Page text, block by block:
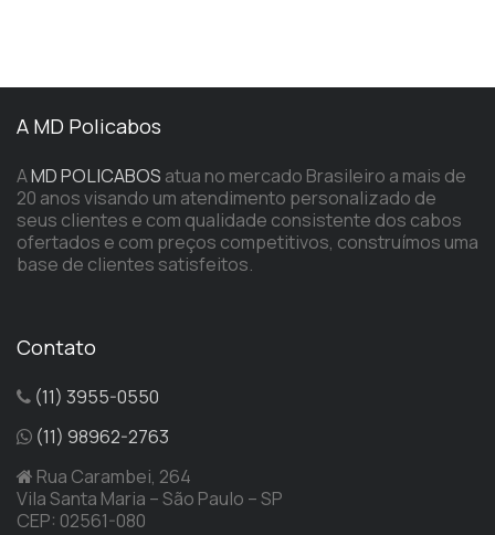
A MD Policabos
AMD POLICABOS atua no mercado Brasileiro a mais de
20 anos visando um atendimento personalizado de
seus clientes e com qualidade consistente dos cabos
ofertados e com preços competitivos, construímos uma
base de clientes satisfeitos.
Contato
(11) 3955-0550
(11) 98962-2763
Rua Carambei, 264
Vila Santa Maria – São Paulo – SP
CEP: 02561-080